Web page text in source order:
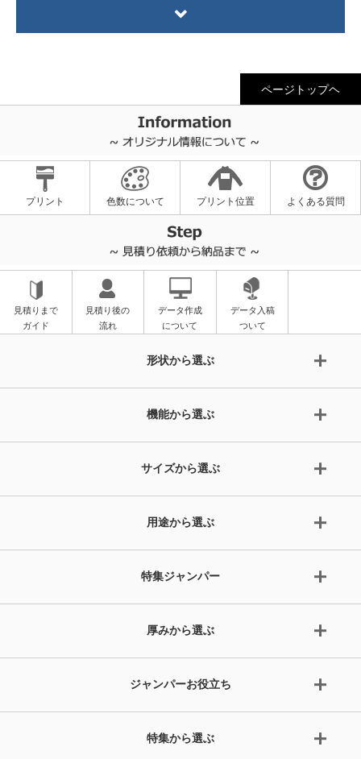
ページトップヘ
プリント 色数について プリント位置 よくある質問
見積りまで
ガイド
見積り後の
流れ
データ作成
について
データ入稿
ついて
形状から選ぶ
機能から選ぶ
サイズから選ぶ
用途から選ぶ
特集ジャンパー
厚みから選ぶ
ジャンパーお役立ち
特集から選ぶ